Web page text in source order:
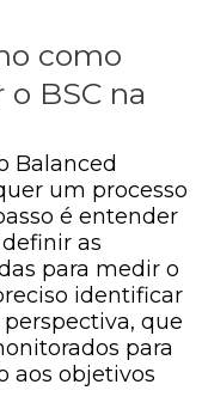
como
BSC na
Balanced
um processo
é entender
as
para medir o
identificar
que
para
aos objetivos